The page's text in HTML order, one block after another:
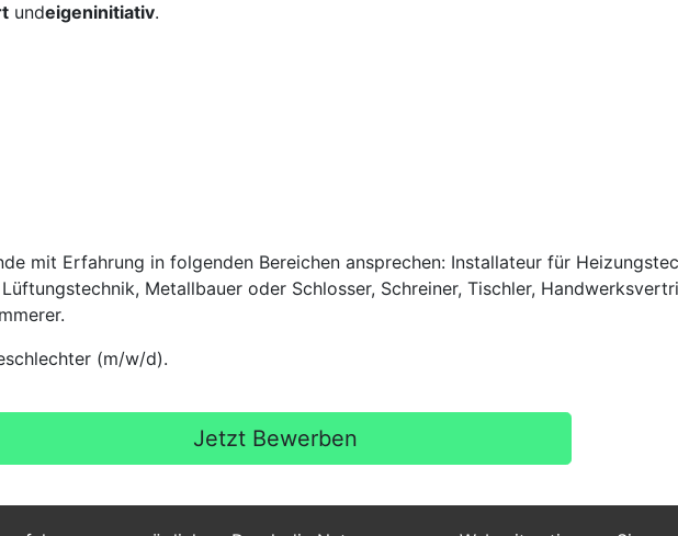
undeigeninitiativ.
mit Erfahrung in folgenden Bereichen ansprechen: Installateur für
Metallbauer oder Schlosser, Schreiner, Tischler,
(m/w/d).
Jetzt Bewerben